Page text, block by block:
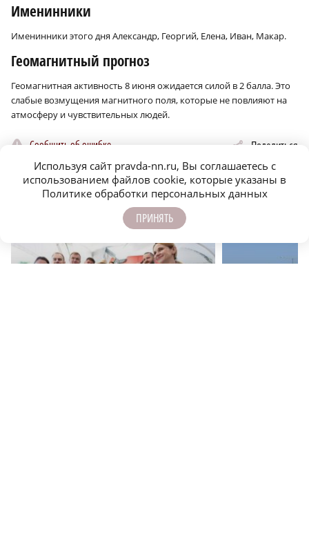
Именинники
Именинники этого дня Александр, Георгий, Елена, Иван, Макар.
Геомагнитный прогноз
Геомагнитная активность 8 июня ожидается силой в 2 балла. Это
слабые возмущения магнитного поля, которые не повлияют на
атмосферу и чувствительных людей.
Сообщить об ошибке Поделиться
ЕЩЁ НОВОСТИ ПО ТЕМЕ
Используя сайт pravda-nn.ru, Вы соглашаетесь с
использованием файлов cookie, которые указаны в
Политике обработки персональных данных
ПРИНЯТЬ